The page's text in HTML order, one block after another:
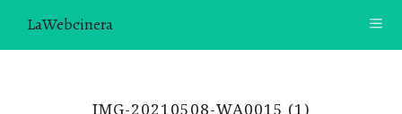
LaWebcinera
IMG-20210508-WA0015 (1)